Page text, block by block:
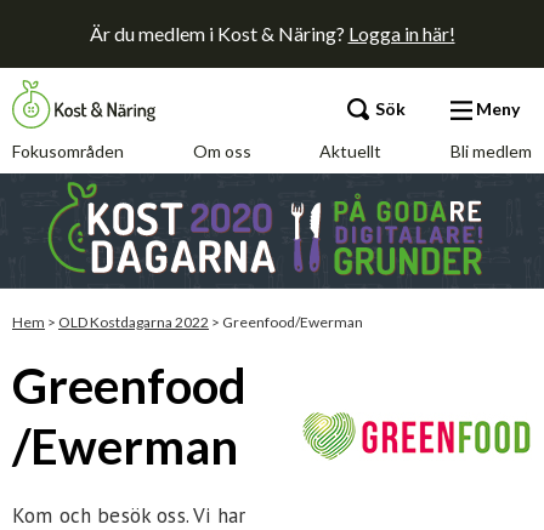
Är du medlem i Kost & Näring? Logga in här!
Fokusområden Om oss Aktuellt Bli medlem
Sök Meny
Fokusområden
Om oss
Aktuellt
Bli medlem
Hem > OLD Kostdagarna 2022 > Greenfood/Ewerman
Greenfood
/Ewerman
Kom och besök oss. Vi har